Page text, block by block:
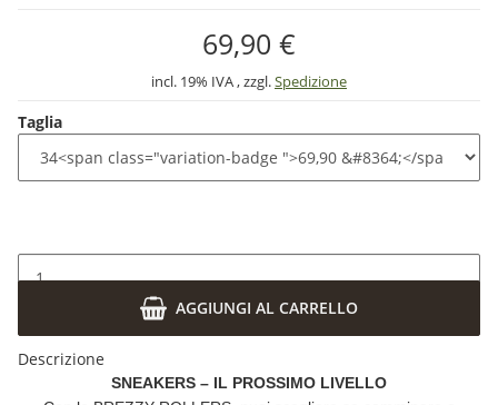
69,90 €
incl. 19% IVA , zzgl.Spedizione
Taglia
AGGIUNGI AL CARRELLO
Descrizione
SNEAKERS – IL PROSSIMO LIVELLO